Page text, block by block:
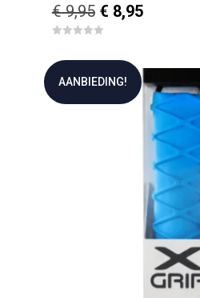
€9,95 Oorspronkelijke
prijs
€ 9,95.
€ 8,95Huidige
€ 8,95.
u
5
AANBIEDING!